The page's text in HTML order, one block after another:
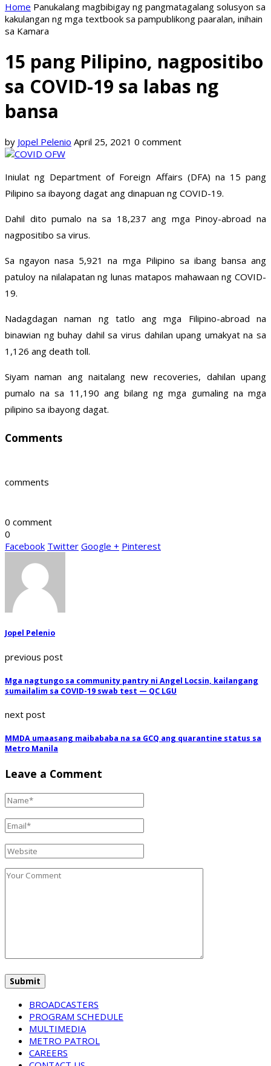
Home Panukalang magbibigay ng pangmatagalang solusyon sa
kakulangan ng mga textbook sa pampublikong paaralan, inihain
sa Kamara
15 pang Pilipino, nagpositibo
sa COVID-19 sa labas ng
bansa
by Jopel Pelenio April 25, 2021 0 comment
Iniulat ng Department of Foreign Affairs (DFA) na 15 pang
Pilipino sa ibayong dagat ang dinapuan ng COVID-19.
Dahil dito pumalo na sa 18,237 ang mga Pinoy-abroad na
nagpositibo sa virus.
Sa ngayon nasa 5,921 na mga Pilipino sa ibang bansa ang
patuloy na nilalapatan ng lunas matapos mahawaan ng COVID-
19.
Nadagdagan naman ng tatlo ang mga Filipino-abroad na
binawian ng buhay dahil sa virus dahilan upang umakyat na sa
1,126 ang death toll.
Siyam naman ang naitalang new recoveries, dahilan upang
pumalo na sa 11,190 ang bilang ng mga gumaling na mga
pilipino sa ibayong dagat.
Comments
comments
0 comment
0
Facebook Twitter Google + Pinterest
Jopel Pelenio
previous post
Mga nagtungo sa community pantry ni Angel Locsin, kailangang
sumailalim sa COVID-19 swab test — QC LGU
next post
MMDA umaasang maibababa na sa GCQ ang quarantine status sa
Metro Manila
Leave a Comment
BROADCASTERS
PROGRAM SCHEDULE
MULTIMEDIA
METRO PATROL
CAREERS